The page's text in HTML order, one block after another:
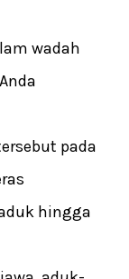
wadah
pada
hingga